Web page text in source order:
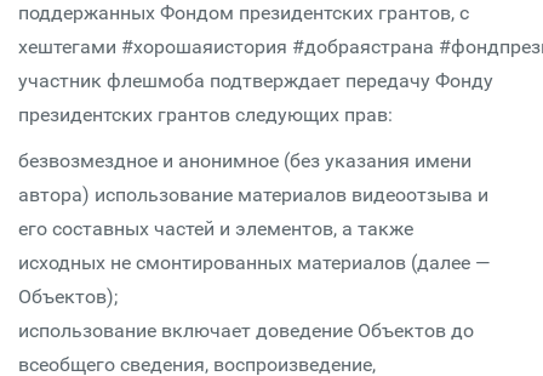
поддержанных Фондом президентских грантов, с
хештегами #хорошаяистория #добраястрана
участник флешмоба подтверждает передачу Фонду
президентских грантов следующих прав:
безвозмездное и анонимное (без указания имени
автора) использование материалов видеоотзыва и
его составных частей и элементов, а также
исходных не смонтированных материалов (далее —
Объектов);
использование включает доведение Объектов до
всеобщего сведения, воспроизведение,